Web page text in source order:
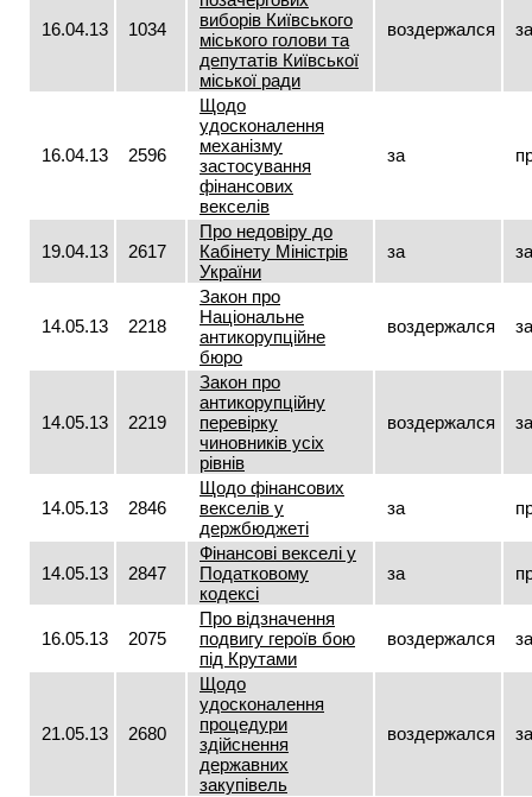
16.04.13 1034
виборів Київського
міського голови та
депутатів Київської
міської ради
воздержался за
16.04.13 2596
Щодо
удосконалення
механізму
застосування
фінансових
векселів
за
19.04.13 2617
Про недовіру до
Кабінету Міністрів
України
за за
14.05.13 2218
Закон про
Національне
антикорупційне
бюро
воздержался за
14.05.13 2219
Закон про
антикорупційну
перевірку
чиновників усіх
рівнів
воздержался за
14.05.13 2846
Щодо фінансових
векселів у
держбюджеті
за
14.05.13 2847
Фінансові векселі у
Податковому
кодексі
за
16.05.13 2075
Про відзначення
подвигу героїв бою
під Крутами
воздержался за
21.05.13 2680
Щодо
удосконалення
процедури
здійснення
державних
закупівель
воздержался за